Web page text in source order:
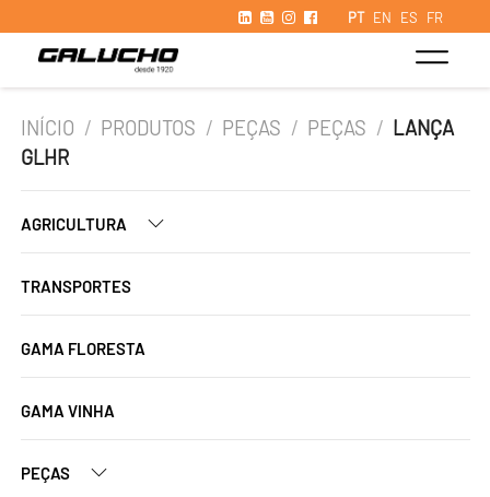
PT EN ES FR
INÍCIO / PRODUTOS / PEÇAS / PEÇAS / LANÇA
GLHR
AGRICULTURA
TRANSPORTES
GAMA FLORESTA
GAMA VINHA
PEÇAS